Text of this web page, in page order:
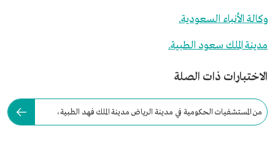
وكالة الأنباء السعودية.
مدينة الملك سعود الطبية.
الاختبارات ذات الصلة
من المستشفيات الحكومية في مدينة الرياض مدينة الملك فهد الطبية،